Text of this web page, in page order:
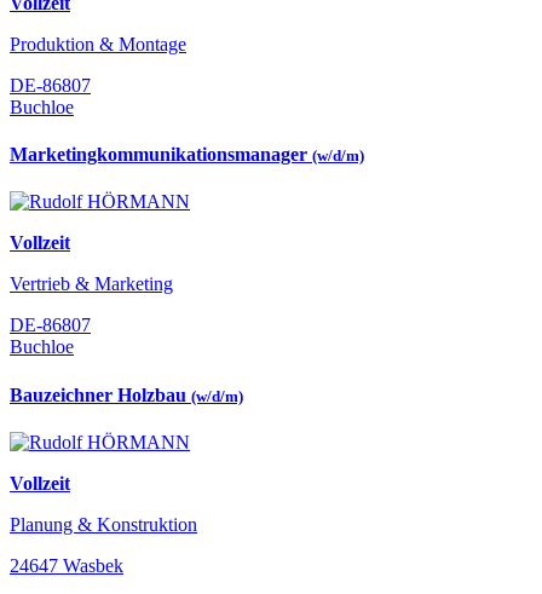
Produktion & Montage
DE-86807
Buchloe
Marketingkommunikationsmanager (w/d/m)
Vollzeit
Vertrieb & Marketing
DE-86807
Buchloe
Bauzeichner Holzbau (w/d/m)
Vollzeit
Planung & Konstruktion
24647 Wasbek